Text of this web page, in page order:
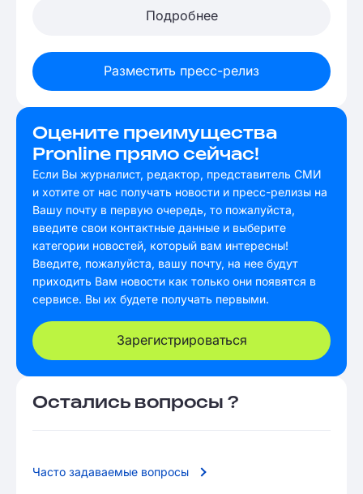
Подробнее
Разместить пресс-релиз
Оцените преимущества
Pronline прямо сейчас!
Если Вы журналист, редактор, представитель СМИ
и хотите от нас получать новости и пресс-релизы на
Вашу почту в первую очередь, то пожалуйста,
введите свои контактные данные и выберите
категории новостей, который вам интересны!
Введите, пожалуйста, вашу почту, на нее будут
приходить Вам новости как только они появятся в
сервисе. Вы их будете получать первыми.
Зарегистрироваться
Остались вопросы ?
Часто задаваемые вопросы